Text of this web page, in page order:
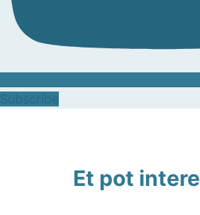
Et pot